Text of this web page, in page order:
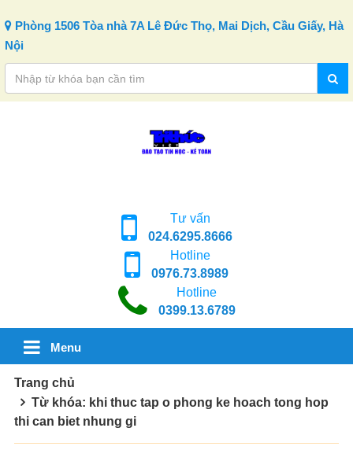
Phòng 1506 Tòa nhà 7A Lê Đức Thọ, Mai Dịch, Cầu Giấy, Hà
Nội
Tư vấn
024.6295.8666
Hotline
0976.73.8989
Hotline
0399.13.6789
Menu
Trang chủ
Từ khóa: khi thuc tap o phong ke hoach tong hop
thi can biet nhung gi